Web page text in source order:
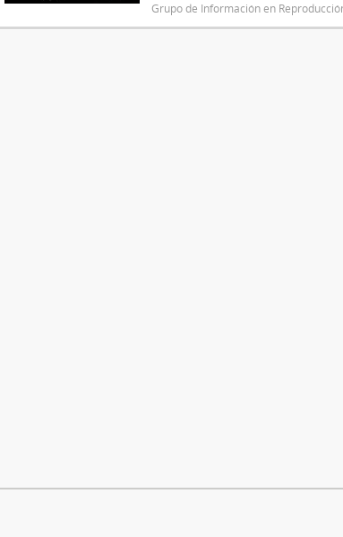
Grupo de Información en